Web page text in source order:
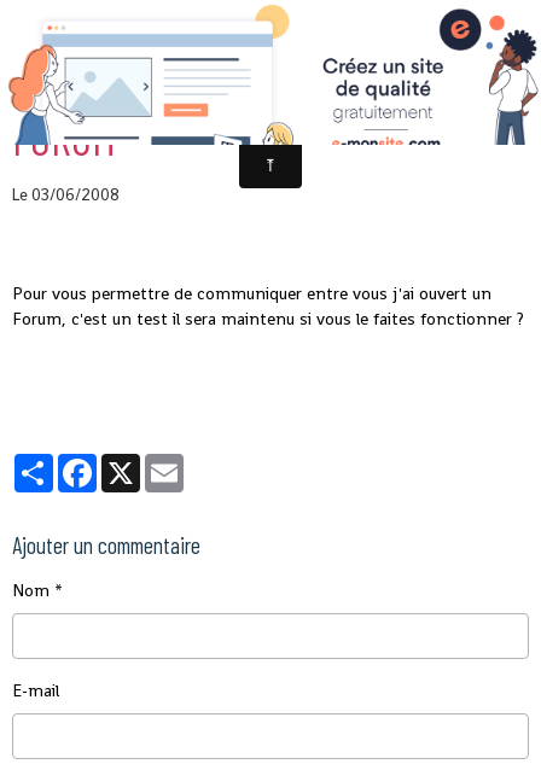
FORUM
Le 03/06/2008
Pour vous permettre de communiquer entre vous j'ai ouvert un
Forum, c'est un test il sera maintenu si vous le faites fonctionner ?
PartagerFacebook
X
Ajouter un commentaire
Nom
E-mail